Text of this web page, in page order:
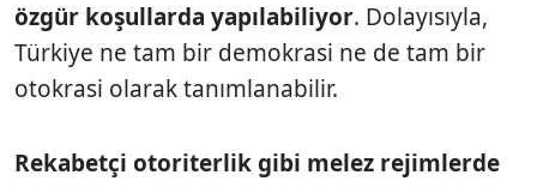
özgür koşullarda yapılabiliyor. Dolayısıyla,
Türkiye ne tam bir demokrasi ne de tam bir
otokrasi olarak tanımlanabilir.
Rekabetçi otoriterlik gibi melez rejimlerde